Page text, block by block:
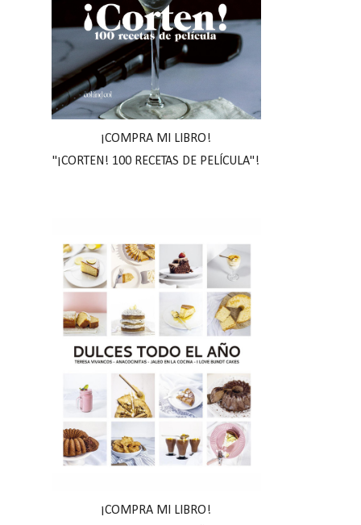
¡COMPRA MI LIBRO!
"¡CORTEN! 100 RECETAS DE PELÍCULA"!
¡COMPRA MI LIBRO!